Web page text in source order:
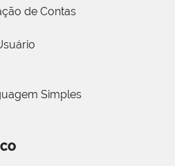
de Contas
Simples